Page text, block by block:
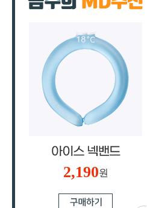
2,190원